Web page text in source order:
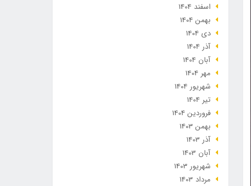
اسفند 1404
بهمن 1404
دی 1404
آذر 1404
آبان 1404
مهر 1404
شهریور 1404
تير 1404
فروردین 1404
بهمن 1403
آذر 1403
آبان 1403
شهریور 1403
مرداد 1403